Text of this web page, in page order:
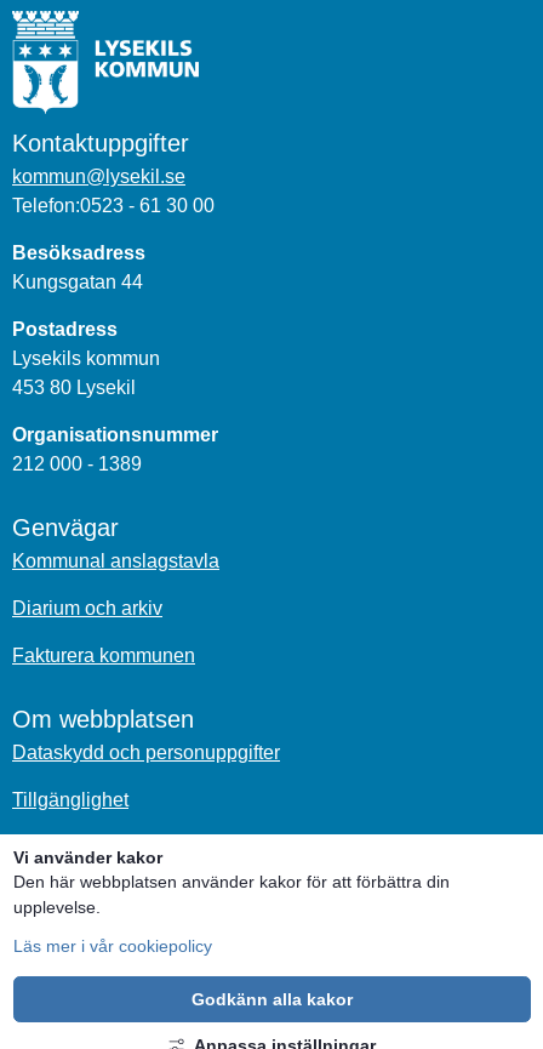
Vi använder kakor
Den här webbplatsen använder kakor för att förbättra din
upplevelse.
Läs mer i vår cookiepolicy
Godkänn alla kakor
Kontaktuppgifter
kommun@lysekil.se
Telefon:0523 - 61 30 00
Besöksadress
Kungsgatan 44
Postadress
Lysekils kommun
453 80 Lysekil
Organisationsnummer
212 000 - 1389
Genvägar
Kommunal anslagstavla
Diarium och arkiv
Fakturera kommunen
Om webbplatsen
Dataskydd och personuppgifter
Tillgänglighet
Om kakor
Sociala medier